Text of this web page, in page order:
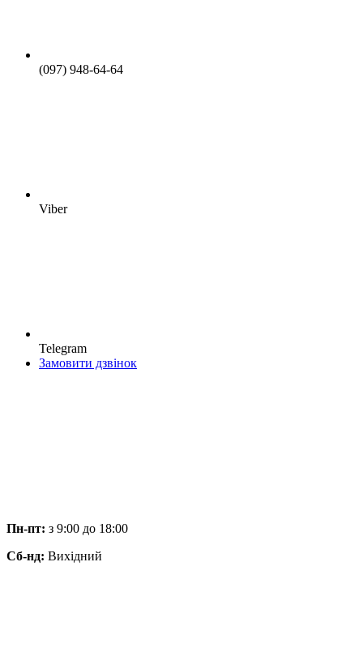
(097) 948-64-64
Viber
Telegram
Замовити дзвінок
Пн-пт: з 9:00 до 18:00
Сб-нд: Вихідний